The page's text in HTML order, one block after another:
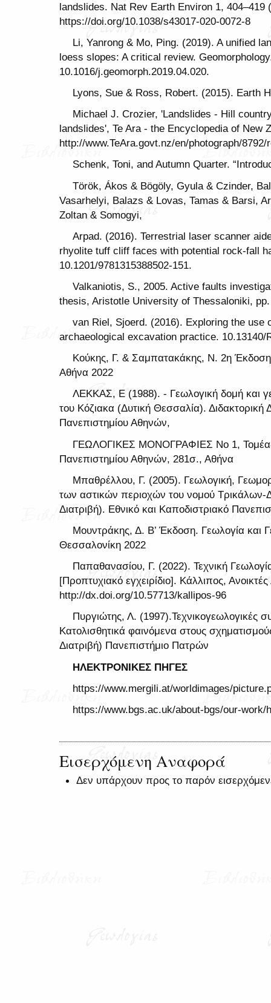
landslides. Nat Rev Earth Environ 1, 404–419
https://doi.org/10.1038/s43017-020-0072-8
Li, Yanrong & Mo, Ping. (2019). A unified
loess slopes: A critical review.
10.1016/j.geomorph.2019.04.020.
Lyons, Sue & Ross, Robert. (2015). Earth
Michael J. Crozier, 'Landslides - Hill
landslides', Te Ara - the Encyclopedia of New
http://www.TeAra.govt.nz/en/photograph/
Schenk, Toni, and Autumn Quarter.
Török, Ákos & Bögöly, Gyula & Czinder,
Vasarhelyi, Balazs & Lovas, Tamas & Barsi,
Zoltan & Somogyi,
Arpad. (2016). Terrestrial laser scanner
rhyolite tuff cliff faces with potential rock-fall
10.1201/9781315388502-151.
Valkaniotis, S., 2005. Active faults
thesis, Aristotle University of Thessaloniki,
van Riel, Sjoerd. (2016). Exploring the use
archaeological excavation practice. 10.13140/
Κούκης, Γ. & Σαμπατακάκης, Ν. 2η
Αθήνα 2022
ΛΕΚΚΑΣ, Ε (1988). - Γεωλογική δομή και
του Κόζιακα (Δυτική Θεσσαλία). Διδακτορική
Πανεπιστημίου Αθηνών,
ΓΕΩΛΟΓΙΚΕΣ ΜΟΝΟΓΡΑΦΙΕΣ Νο 1,
Πανεπιστημίου Αθηνών, 281σ., Αθήνα
Μπαθρέλλου, Γ. (2005). Γεωλογική,
των αστικών περιοχών του νομού Τρικάλων-
Διατριβή). Εθνικό και Καποδιστριακό
Μουντράκης, Δ. Β’ Έκδοση. Γεωλογία και
Θεσσαλονίκη 2022
Παπαθανασίου, Γ. (2022). Τεχνική
[Προπτυχιακό εγχειρίδιο]. Κάλλιπος,
http://dx.doi.org/10.57713/kallipos-96
Πυργιώτης, Λ. (1997).Τεχνικογεωλογικές
Κατολισθητικά φαινόμενα στους
Διατριβή) Πανεπιστήμιο Πατρών
ΗΛΕΚΤΡΟΝΙΚΕΣ ΠΗΓΕΣ
https://www.mergili.at/worldimages/
https://www.bgs.ac.uk/about-bgs/our-work/
Εισερχόμενη Αναφορά
Δεν υπάρχουν προς το παρόν